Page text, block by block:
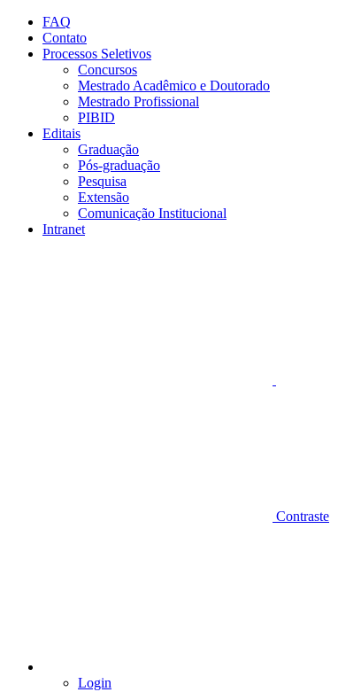
Conteúdo principal
FAQ
Contato
Processos Seletivos
Concursos
Mestrado Acadêmico e Doutorado
Mestrado Profissional
PIBID
Editais
Graduação
Pós-graduação
Pesquisa
Extensão
Comunicação Institucional
Intranet
Contraste
Login